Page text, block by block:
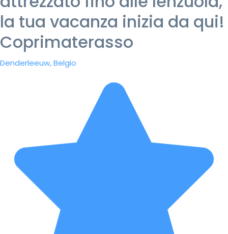
la tua vacanza inizia da qui!
Coprimaterasso
Denderleeuw, Belgio